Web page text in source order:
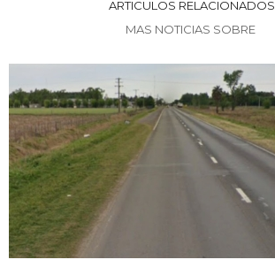
ARTICULOS RELACIONADOS
MAS NOTICIAS SOBRE